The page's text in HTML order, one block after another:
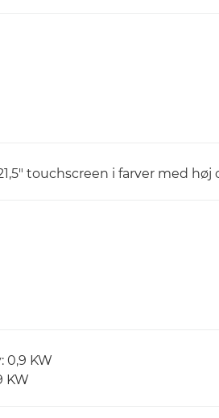
touchscreen i farver med høj
0,9 KW
KW